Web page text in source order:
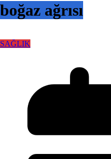
boğaz ağrısı
SAĞLIK